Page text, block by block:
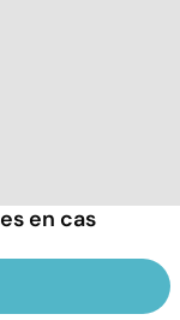
en cas